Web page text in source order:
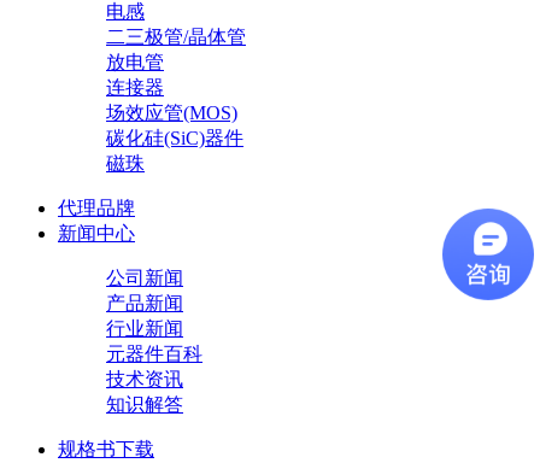
电感
二三极管/晶体管
放电管
连接器
场效应管(MOS)
碳化硅(SiC)器件
磁珠
代理品牌
新闻中心
公司新闻
产品新闻
行业新闻
元器件百科
技术资讯
知识解答
规格书下载